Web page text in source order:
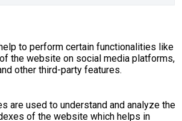
to perform certain functionalities like
the website on social media platforms,
other third-party features.
are used to understand and analyze the
of the website which helps in